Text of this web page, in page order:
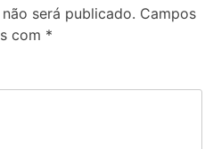
será publicado. Campos
com *